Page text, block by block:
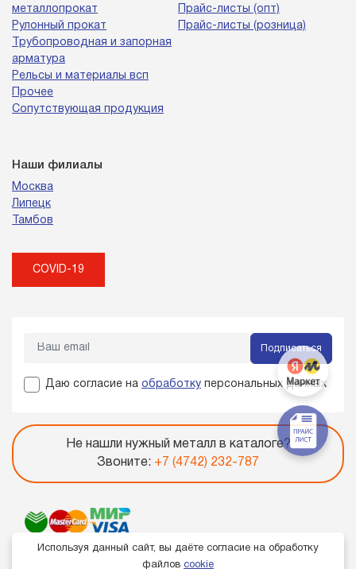
металлопрокат
Рулонный прокат
Трубопроводная и запорная
арматура
Рельсы и материалы всп
Прочее
Сопутствующая продукция
Прайс-листы (опт)
Прайс-листы (розница)
Наши филиалы
Москва
Липецк
Тамбов
COVID-19
Подписаться
Даю согласие на обработку персональных данных
Не нашли нужный металл в каталоге?
Звоните: +7 (4742) 232-787
Используя данный сайт, вы даёте согласие на обработку
файлов cookie